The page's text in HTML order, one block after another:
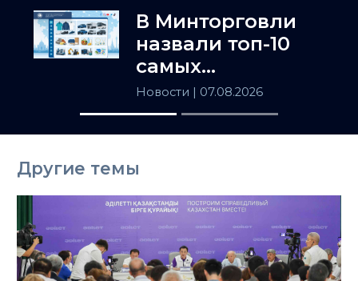
Азию
В Минторговли
назвали топ-10
самых
популярных
товаров в
Казахстане
Новости | 07.08.2026
Другие темы